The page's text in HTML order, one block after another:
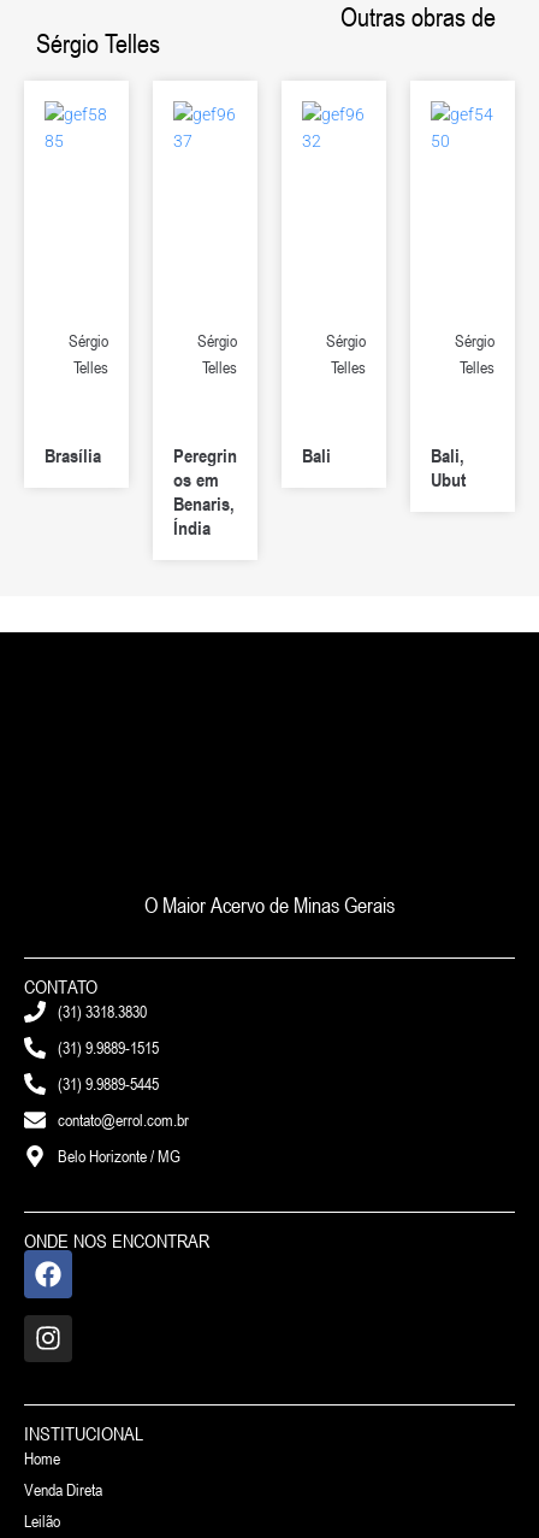
Outras obras de
Sérgio Telles
Sérgio
Telles
Brasília
Sérgio
Telles
Peregrin
os em
Benaris,
Índia
Sérgio
Telles
Bali
Sérgio
Telles
Bali,
Ubut
O Maior Acervo de Minas Gerais
CONTATO
(31) 3318.3830
(31) 9.9889-1515
(31) 9.9889-5445
contato@errol.com.br
Belo Horizonte / MG
ONDE NOS ENCONTRAR
INSTITUCIONAL
Home
Venda Direta
Leilão